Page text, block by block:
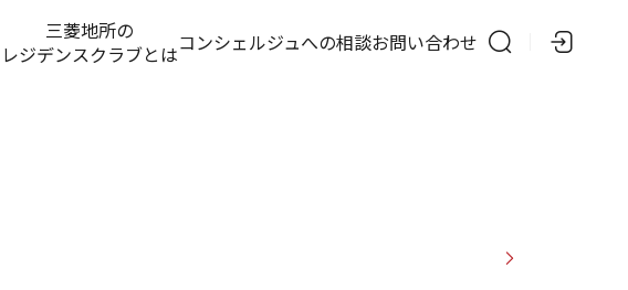
三菱地所の
レジデンスクラブとはコンシェルジュへの相談お問い合わせ